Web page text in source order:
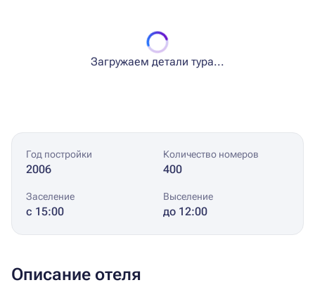
Загружаем детали тура...
Год постройки
2006
Количество номеров
400
Заселение
с 15:00
Выселение
до 12:00
Описание отеля